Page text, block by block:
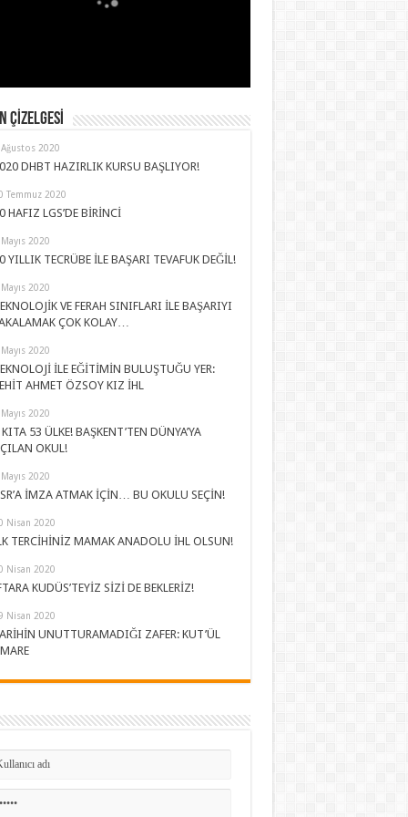
ÇİZELGESİ
2020
DHBT HAZIRLIK KURSU BAŞLIYOR!
Temmuz 2020
HAFIZ LGS’DE BİRİNCİ
2020
YILLIK TECRÜBE İLE BAŞARI TEVAFUK DEĞİL!
2020
VE FERAH SINIFLARI İLE BAŞARIYI
ÇOK KOLAY…
2020
İLE EĞİTİMİN BULUŞTUĞU YER:
AHMET ÖZSOY KIZ İHL
2020
53 ÜLKE! BAŞKENT’TEN DÜNYA’YA
OKUL!
2020
İMZA ATMAK İÇİN… BU OKULU SEÇİN!
Nisan 2020
TERCİHİNİZ MAMAK ANADOLU İHL OLSUN!
Nisan 2020
KUDÜS’TEYİZ SİZİ DE BEKLERİZ!
Nisan 2020
UNUTTURAMADIĞI ZAFER: KUT’ÜL